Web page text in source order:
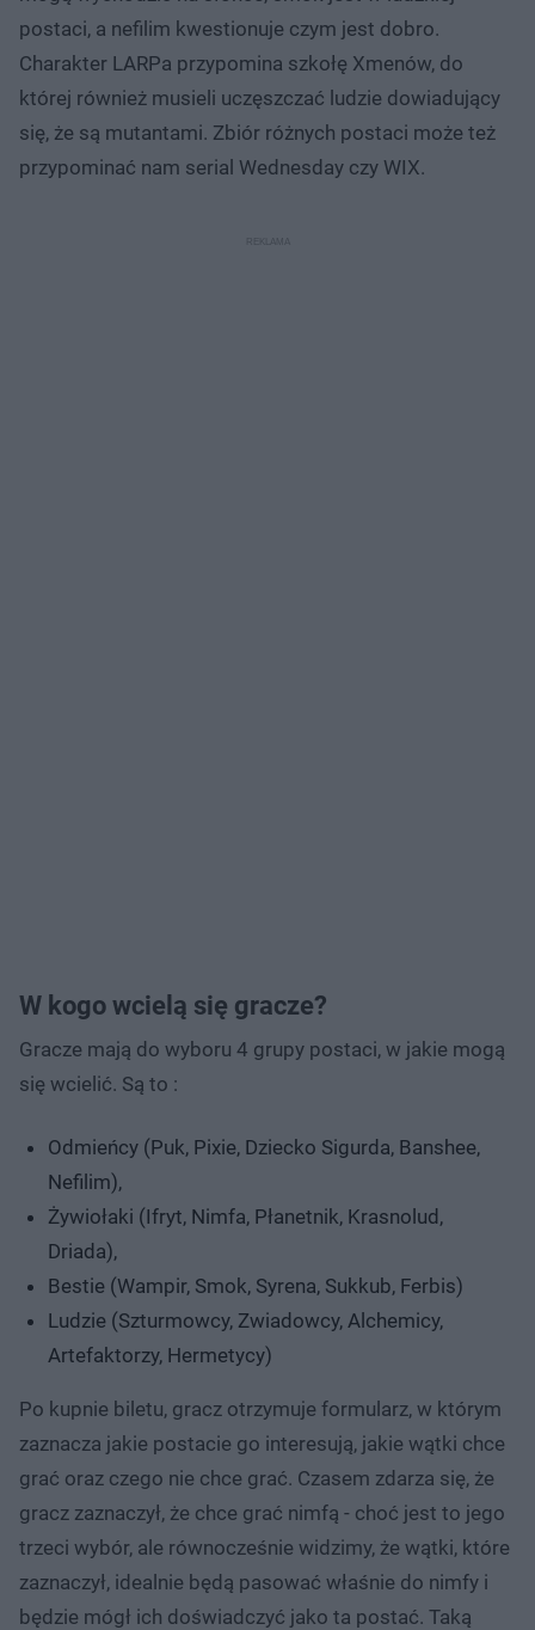
postaci, a nefilim kwestionuje czym jest dobro.
Charakter LARPa przypomina szkołę Xmenów, do
której również musieli uczęszczać ludzie dowiadujący
się, że są mutantami. Zbiór różnych postaci może też
przypominać nam serial Wednesday czy WIX.
W kogo wcielą się gracze?
Gracze mają do wyboru 4 grupy postaci, w jakie mogą
się wcielić. Są to :
Odmieńcy (Puk, Pixie, Dziecko Sigurda, Banshee,
Nefilim),
Żywiołaki (Ifryt, Nimfa, Płanetnik, Krasnolud,
Driada),
Bestie (Wampir, Smok, Syrena, Sukkub, Ferbis)
Ludzie (Szturmowcy, Zwiadowcy, Alchemicy,
Artefaktorzy, Hermetycy)
Po kupnie biletu, gracz otrzymuje formularz, w którym
zaznacza jakie postacie go interesują, jakie wątki chce
grać oraz czego nie chce grać. Czasem zdarza się, że
gracz zaznaczył, że chce grać nimfą - choć jest to jego
trzeci wybór, ale równocześnie widzimy, że wątki, które
zaznaczył, idealnie będą pasować właśnie do nimfy i
będzie mógł ich doświadczyć jako ta postać. Taką